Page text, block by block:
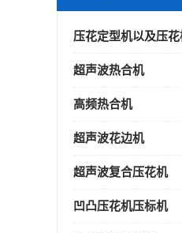
压花定型机以及压
超声波热合机
高频热合机
超声波花边机
超声波复合压花机
凹凸压花机压标机